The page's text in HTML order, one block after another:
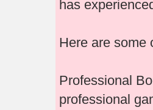
has
Here are some
Professional
professional